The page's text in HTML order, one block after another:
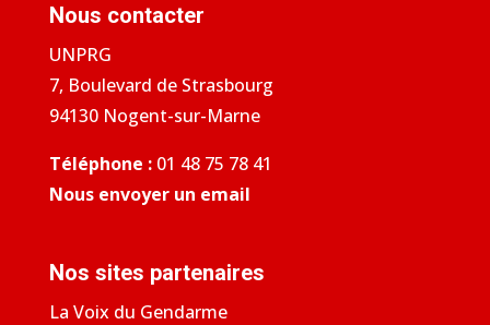
Nous contacter
UNPRG
7, Boulevard de Strasbourg
94130 Nogent-sur-Marne
Téléphone :01 48 75 78 41
Nous envoyer un email
Nos sites partenaires
La Voix du Gendarme